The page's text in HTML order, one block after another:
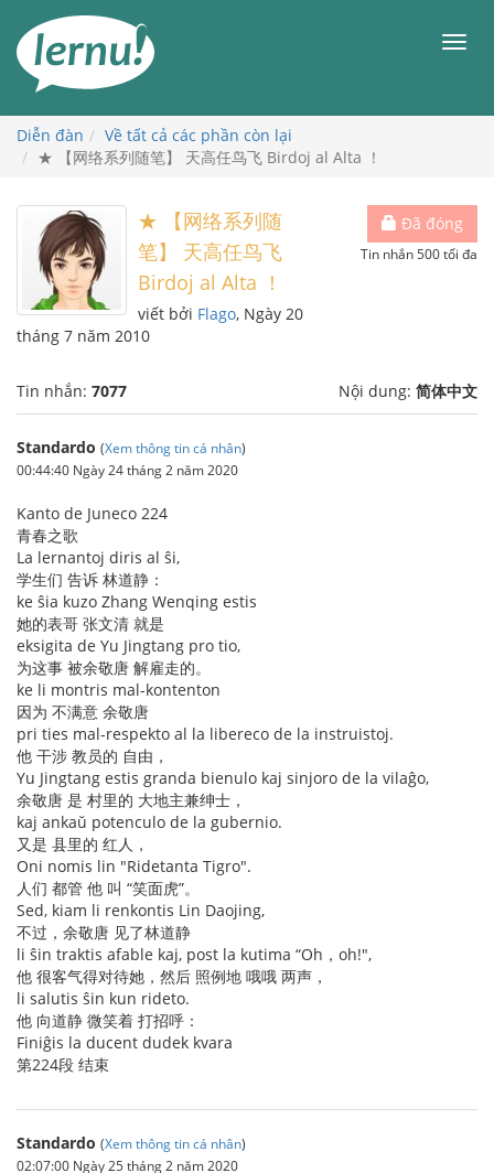
đến
phần
dung
Diễn đàn
Về tất cả các phần còn lại
★ 【网络系列随笔】 天高任鸟飞 Birdoj al Alta ！
Đã đóng
Tin nhắn 500 tối đa
★ 【网络系列随
笔】 天高任鸟飞
Birdoj al Alta ！
viết bởi Flago, Ngày 20
tháng 7 năm 2010
Tin nhắn: 7077 Nội dung: 简体中文
Standardo (Xem thông tin cá nhân)
00:44:40 Ngày 24 tháng 2 năm 2020
Kanto de Juneco 224
青春之歌
La lernantoj diris al ŝi,
学生们 告诉 林道静：
ke ŝia kuzo Zhang Wenqing estis
她的表哥 张文清 就是
eksigita de Yu Jingtang pro tio,
为这事 被余敬唐 解雇走的。
ke li montris mal-kontenton
因为 不满意 余敬唐
pri ties mal-respekto al la libereco de la instruistoj.
他 干涉 教员的 自由，
Yu Jingtang estis granda bienulo kaj sinjoro de la vilaĝo,
余敬唐 是 村里的 大地主兼绅士，
kaj ankaŭ potenculo de la gubernio.
又是 县里的 红人，
Oni nomis lin "Ridetanta Tigro".
人们 都管 他 叫 “笑面虎”。
Sed, kiam li renkontis Lin Daojing,
不过，余敬唐 见了林道静
li ŝin traktis afable kaj, post la kutima “Oh，oh!",
他 很客气得对待她，然后 照例地 哦哦 两声，
li salutis ŝin kun rideto.
他 向道静 微笑着 打招呼：
Finiĝis la ducent dudek kvara
第224段 结束
Standardo (Xem thông tin cá nhân)
02:07:00 Ngày 25 tháng 2 năm 2020